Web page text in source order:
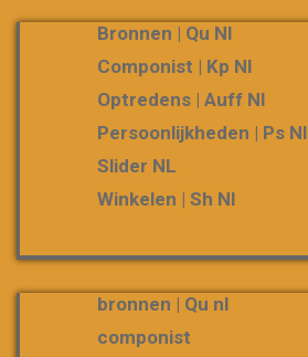
Bronnen | Qu Nl
Componist | Kp Nl
Optredens | Auff Nl
Persoonlijkheden | Ps Nl
Slider NL
Winkelen | Sh Nl
bronnen | Qu nl
componist